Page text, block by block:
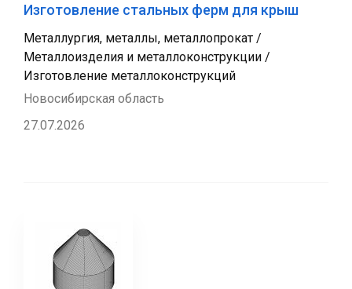
Изготовление стальных ферм для крыш
Металлургия, металлы, металлопрокат /
Металлоизделия и металлоконструкции /
Изготовление металлоконструкций
Новосибирская область
27.07.2026